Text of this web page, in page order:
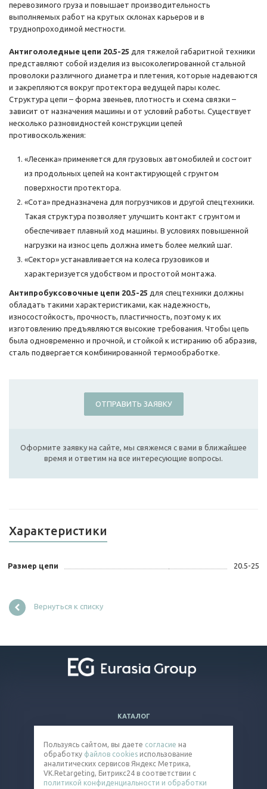
перевозимого груза и повышает производительность
выполняемых работ на крутых склонах карьеров и в
труднопроходимой местности.
Антигололедные цепи 20.5-25 для тяжелой габаритной техники
представляют собой изделия из высоколегированной стальной
проволоки различного диаметра и плетения, которые надеваются
и закрепляются вокруг протектора ведущей пары колес.
Структура цепи – форма звеньев, плотность и схема связки –
зависит от назначения машины и от условий работы. Существует
несколько разновидностей конструкции цепей
противоскольжения:
«Лесенка» применяется для грузовых автомобилей и состоит
из продольных цепей на контактирующей с грунтом
поверхности протектора.
«Сота» предназначена для погрузчиков и другой спецтехники.
Такая структура позволяет улучшить контакт с грунтом и
обеспечивает плавный ход машины. В условиях повышенной
нагрузки на износ цепь должна иметь более мелкий шаг.
«Сектор» устанавливается на колеса грузовиков и
характеризуется удобством и простотой монтажа.
Антипробуксовочные цепи 20.5-25 для спецтехники должны
обладать такими характеристиками, как надежность,
износостойкость, прочность, пластичность, поэтому к их
изготовлению предъявляются высокие требования. Чтобы цепь
была одновременно и прочной, и стойкой к истиранию об абразив,
сталь подвергается комбинированной термообработке.
ОТПРАВИТЬ ЗАЯВКУ
Оформите заявку на сайте, мы свяжемся с вами в ближайшее
время и ответим на все интересующие вопросы.
Характеристики
Размер цепи 20.5-25
Вернуться к списку
КАТАЛОГ
КОМПАНИЯ
КОНТАКТЫ
8 (800) 301-92-26
Пользуясь сайтом, вы даете согласие на
обработку файлов cookies использование
аналитических сервисов Яндекс Метрика,
VK.Retargeting, Битрикс24 в соответствии с
политикой конфиденциальности и обработки